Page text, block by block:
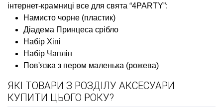
інтернет-крамниці все для свята “4PARTY”:
Намисто чорне (пластик)
Діадема Принцеса срібло
Набір Хіпі
Набір Чаплін
Пов'язка з пером маленька (рожева)
ЯКІ ТОВАРИ З РОЗДІЛУ АКСЕСУАРИ
КУПИТИ ЦЬОГО РОКУ?